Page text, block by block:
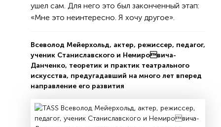
ушел сам. Для него это был законченный этап:
«Мне это неинтересно. Я хочу другое».
Всеволод Мейерхольд, актер, режиссер, педагог,
ученик Станиславского и Немировича-
Данченко, теоретик и практик театрального
искусства, предугадавший на много лет вперед
направление его развития